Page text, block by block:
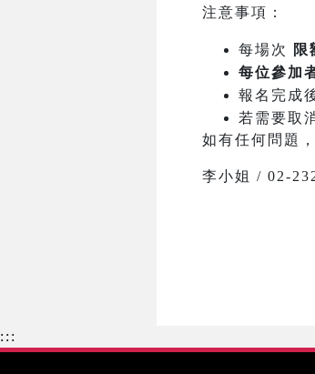
注意事項：
每場次 限
每位參加
報名完成
若需要取
如有任何問題
李小姐 / 02-
:::